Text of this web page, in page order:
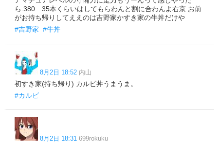
ら.380 35本くらいはしてもらわんと割に合わんよ右京 お前
がお持ち帰りしてええのは吉野家かすき家の牛丼だけや
#吉野家 #牛丼
8月2日 18:52 内山
初すき家(持ち帰り) カルビ丼うまうま。
#カルビ
8月2日 18:31 699rokuku